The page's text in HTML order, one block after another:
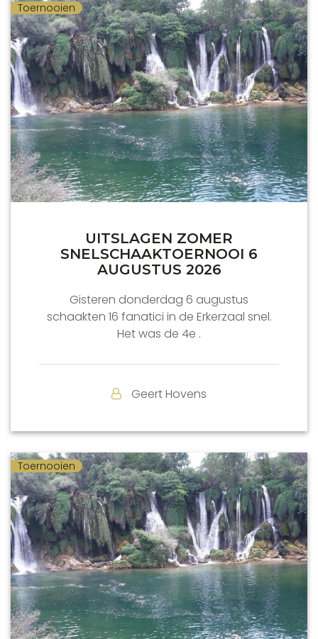
Toernooien
UITSLAGEN ZOMER
SNELSCHAAKTOERNOOI 6
AUGUSTUS 2026
Gisteren donderdag 6 augustus
schaakten 16 fanatici in de Erkerzaal snel.
Het was de 4e .
Geert Hovens
Toernooien